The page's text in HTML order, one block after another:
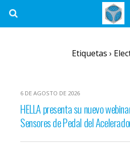
Etiquetas ›
6 DE AGOSTO DE 2026
HELLA presenta su nuevo
Sensores de Pedal del